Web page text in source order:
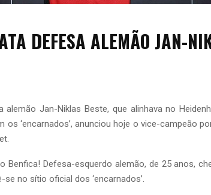
DEFESA ALEMÃO JAN-
Jan-Niklas Beste, que alinhava no
‘encarnados’, anunciou hoje o vice-campeão
Benfica! Defesa-esquerdo alemão, de 25 anos,
no sítio oficial dos ‘encarnados’.